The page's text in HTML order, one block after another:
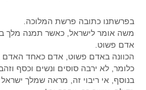
בפרשתנו כתובה פרשת המלוכה.
משה אומר לישראל, כאשר תמנה מלך
אדם פשוט.
הכוונה באדם פשוט, אדם כאחד האדם
כלומר, לא ירבה סוסים ונשים וכסף וזהב.
בנוסף, אי ריבוי זה, מראה שמלך